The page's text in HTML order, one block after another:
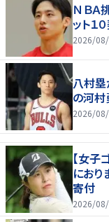
ＮＢ
ット１
2026/
八村塁
の河村
2026/
【女子
におり
寄付
2026/